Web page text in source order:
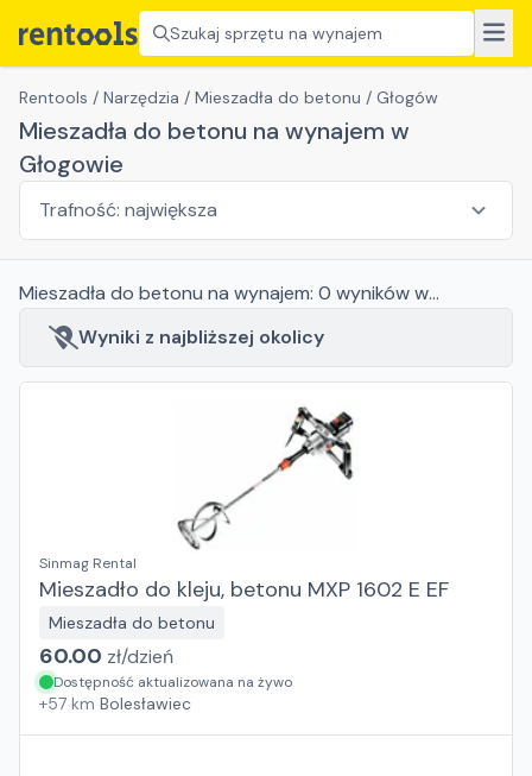
Szukaj sprzętu na wynajem
Rentools / Narzędzia / Mieszadła do betonu / Głogów
Mieszadła do betonu na wynajem w
Głogowie
Mieszadła do betonu na wynajem: 0 wynikóww
Głogowie
Wyniki z najbliższej okolicy
Sinmag Rental
Mieszadło do kleju, betonu MXP 1602 E EF
Mieszadła do betonu
60.00 zł/dzień
Dostępność aktualizowana na żywo
+57 km Bolesławiec